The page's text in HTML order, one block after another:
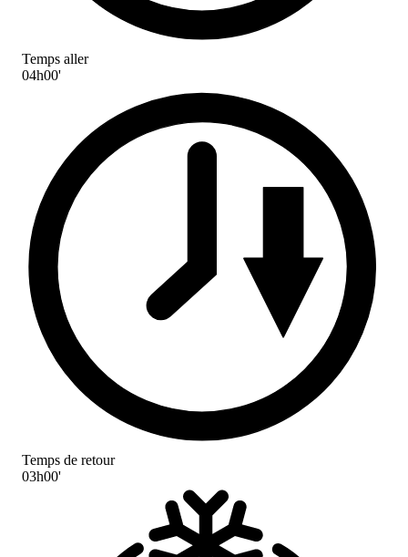
Temps aller
04h00'
Temps de retour
03h00'